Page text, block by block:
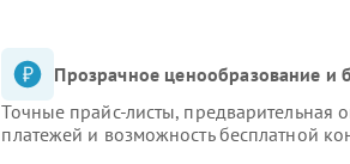
Прозрачное ценообразование и
Точные прайс-листы, предварительная
платежей и возможность бесплатной